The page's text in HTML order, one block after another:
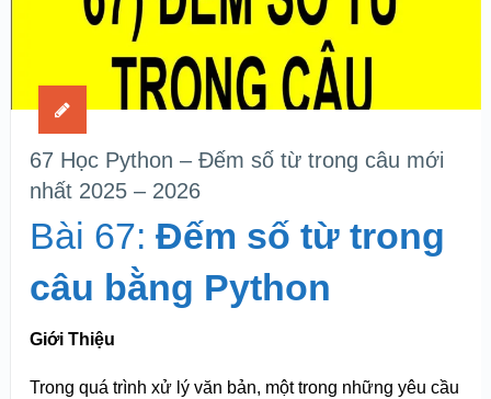
67 Học Python – Đếm số từ trong câu mới
nhất 2025 – 2026
Bài 67: Đếm số từ trong
câu bằng Python
Giới Thiệu
Trong quá trình xử lý văn bản, một trong những yêu cầu